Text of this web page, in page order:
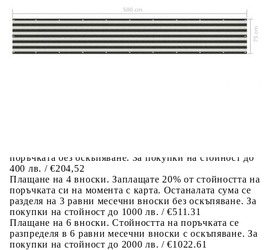
Добавете продукта в количката си с бутона "Добави в
количката" и при поръчка ще можете да изберете броя
вноски на кредита.
Предоставената таблица е с информационна цел.
поръчката без оскъпяване. За покупки на стойност до
400 лв. / €204,52
Плащане на 4 вноски. Заплащате 20% от стойността на
поръчката си на момента с карта. Останалата сума се
разделя на 3 равни месечни вноски без оскъпяване. За
покупки на стойност до 1000 лв. / €511.31
Плащане на 6 вноски. Стойността на поръчката се
разпределя в 6 равни месечни вноски с оскъпяване. За
покупки на стойност до 2000 лв. / €1022.61